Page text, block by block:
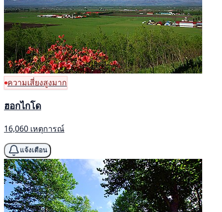
ความเสี่ยงสูงมาก
ฮอกไกโด
16,060 เหตุการณ์
แจ้งเตือน